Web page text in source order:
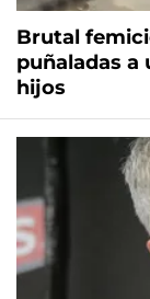
Brutal
puñaladas a
hijos